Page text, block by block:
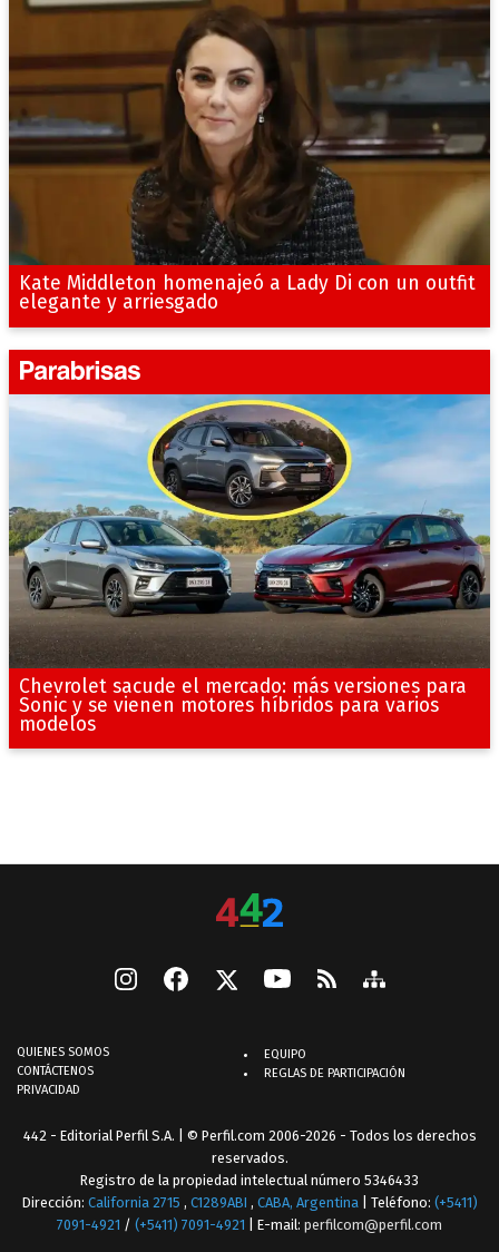
Kate Middleton homenajeó a Lady Di con un outfit
elegante y arriesgado
Chevrolet sacude el mercado: más versiones para
Sonic y se vienen motores híbridos para varios
modelos
QUIENES SOMOS
CONTÁCTENOS
PRIVACIDAD
EQUIPO
REGLAS DE PARTICIPACIÓN
442 - Editorial Perfil S.A. | © Perfil.com 2006-2026 - Todos los derechos
reservados.
Registro de la propiedad intelectual número 5346433
Dirección: California 2715 , C1289ABI , CABA, Argentina | Teléfono: (+5411)
7091-4921 / (+5411) 7091-4921 | E-mail: perfilcom@perfil.com